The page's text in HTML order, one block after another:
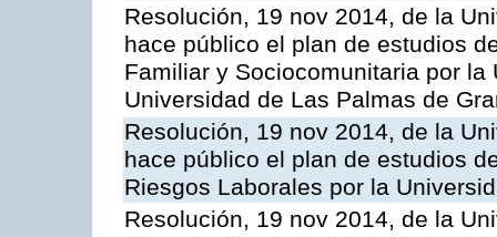
Resolución, 19 nov 2014, de la
hace público el plan de estudios
Familiar y Sociocomunitaria por
Universidad de Las Palmas de
Resolución, 19 nov 2014, de la
hace público el plan de estudios
Riesgos Laborales por la
Resolución, 19 nov 2014, de la